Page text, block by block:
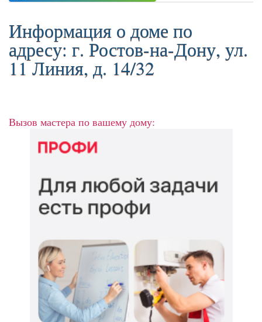
Информация о доме по
адресу: г. Ростов-на-Дону, ул.
11 Линия, д. 14/32
Вызов мастера по вашему дому: